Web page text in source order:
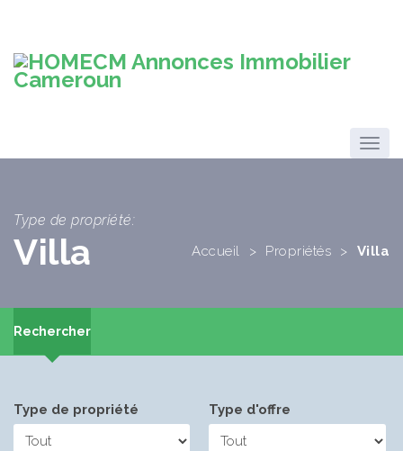
Type de propriété:
Villa Accueil > Propriétés > Villa
Rechercher
Type de propriété Type d'offre